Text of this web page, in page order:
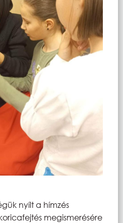
nyílt a hímzés
megismerésére